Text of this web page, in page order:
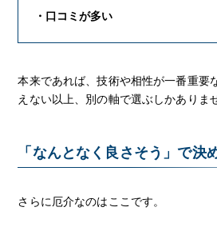
・口コミが多い
本来であれば、技術や相性が一番重要
えない以上、別の軸で選ぶしかありま
「なんとなく良さそう」で決
さらに厄介なのはここです。